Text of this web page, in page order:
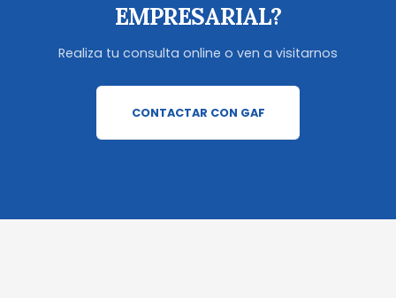
EMPRESARIAL?
Realiza tu consulta online o ven a visitarnos
CONTACTAR CON GAF